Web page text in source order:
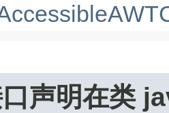
声明在类